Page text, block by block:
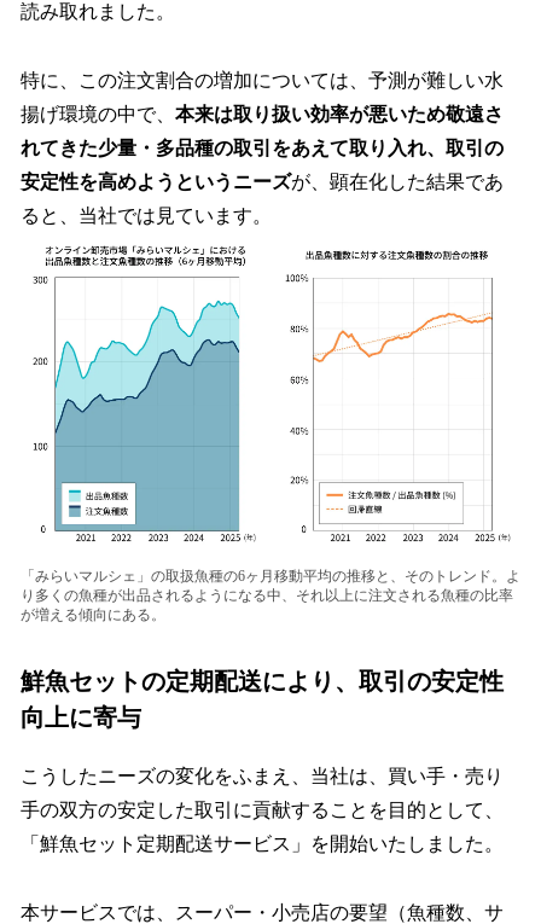
読み取れました。
特に、この注⽂割合の増加については、予測が難しい⽔
揚げ環境の中で、 本来は取り扱い効率が悪いため敬遠さ
れてきた少量・多品種の取引をあえて取り⼊れ、取引の
安定性を⾼めようというニーズが、顕在化した結果であ
ると、当社では⾒ています。
「みらいマルシェ」の取扱⿂種の6ヶ⽉移動平均の推移と、そのトレンド。よ
り多くの⿂種が出品されるようになる中、それ以上に注⽂される⿂種の⽐率
が増える傾向にある。
鮮⿂セットの定期配送により、取引の安定性
向上に寄与
こうしたニーズの変化をふまえ、当社は、買い⼿・売り
⼿の双⽅の安定した取引に貢献することを⽬的として、
「鮮⿂セット定期配送サービス」を開始いたしました。
本サービスでは、スーパー・⼩売店の要望（⿂種数、サ